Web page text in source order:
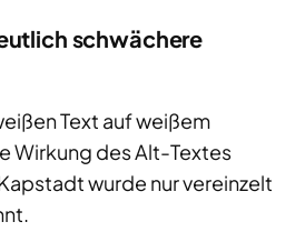
schwächere
Text auf weißem
Wirkung des Alt-Textes
wurde nur vereinzelt